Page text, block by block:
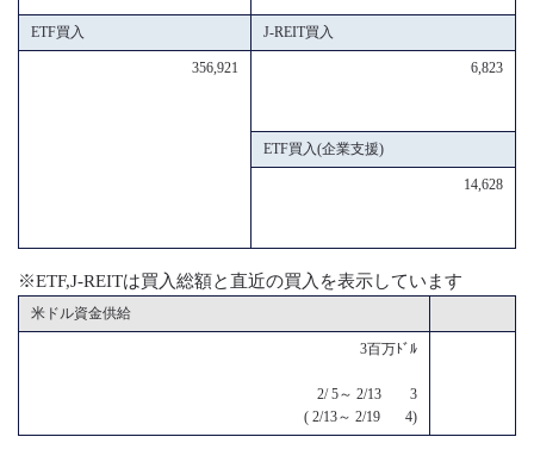
ETF買入 J-REIT買入
356,921 6,823
ETF買入(企業支援)
14,628
※ETF,J-REITは買入総額と直近の買入を表示しています
米ドル資金供給
3百万ﾄﾞﾙ
2/ 5～ 2/13 3
( 2/13～ 2/19 4)